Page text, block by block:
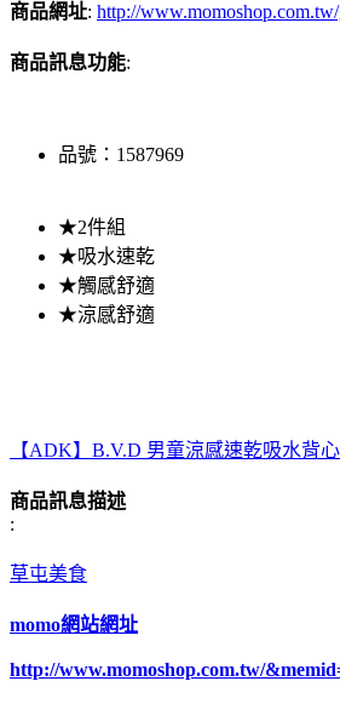
商品網址: http://
商品訊息功能:
品號：1587969
★2件組
★吸水速乾
★觸感舒適
★涼感舒適
【ADK】B.V.D 男童涼感速乾吸水背
商品訊息描述
:
草屯美食
momo網站網址
http://www.momoshop.com.tw/